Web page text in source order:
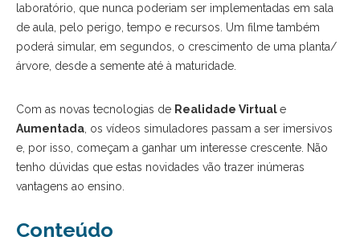
laboratório, que nunca poderiam ser implementadas em sala
de aula, pelo perigo, tempo e recursos. Um filme também
poderá simular, em segundos, o crescimento de uma planta/
árvore, desde a semente até à maturidade.
Com as novas tecnologias de Realidade Virtuale
Aumentada , os vídeos simuladores passam a ser imersivos
e, por isso, começam a ganhar um interesse crescente. Não
tenho dúvidas que estas novidades vão trazer inúmeras
vantagens ao ensino.
Conteúdo